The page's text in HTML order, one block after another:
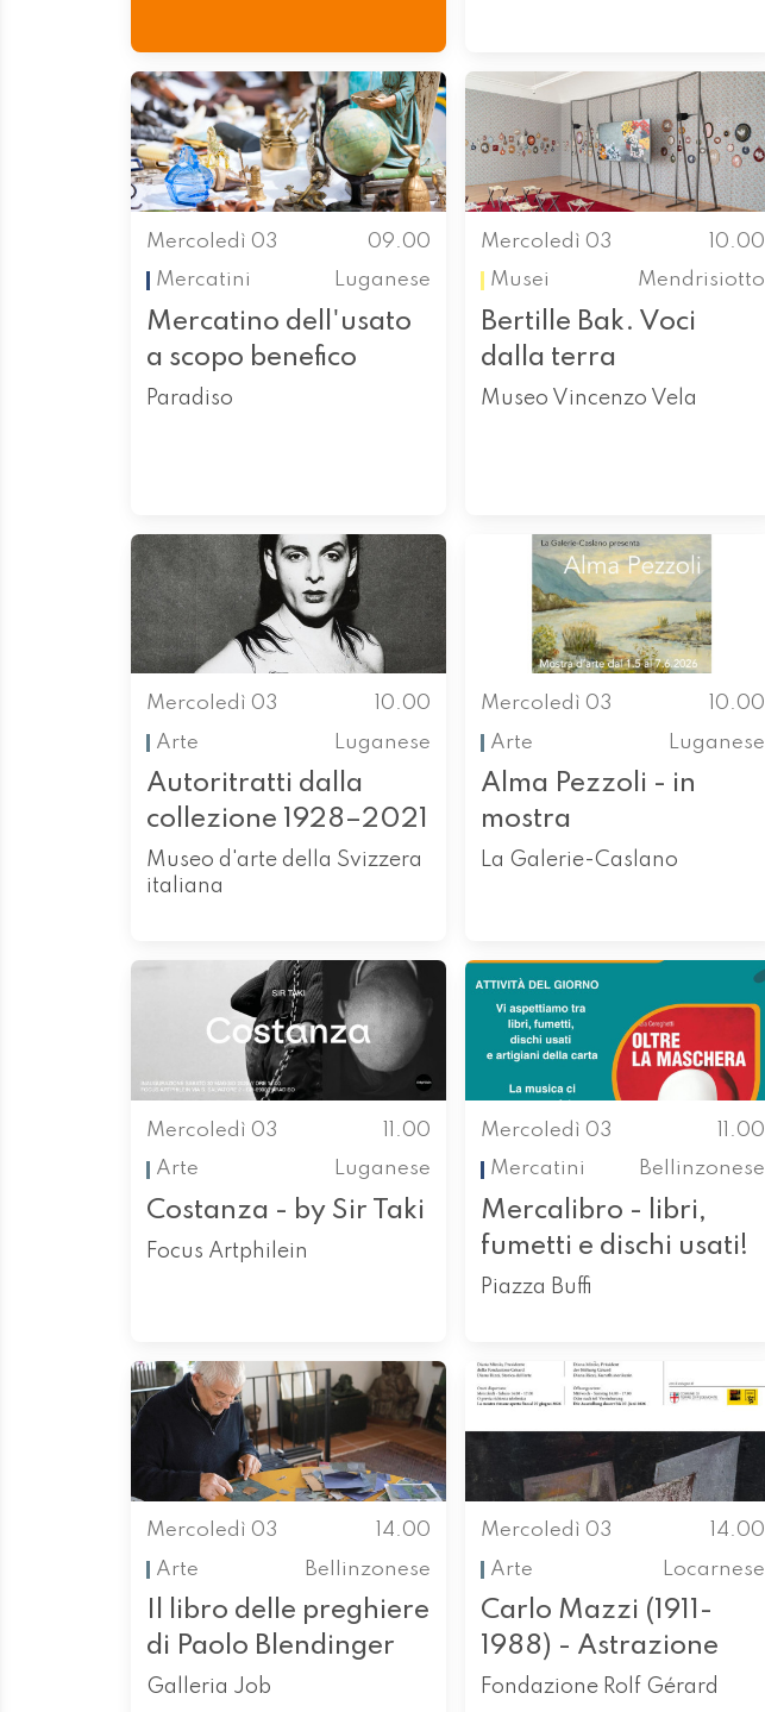
Mercoledì 03
09.00
Mercatini
Luganese
Mercatino dell'usato
a scopo benefico
Paradiso
Mercoledì 03
10.00
Musei
Mendrisiotto
Bertille Bak. Voci
dalla terra
Museo Vincenzo Vela
Mercoledì 03
10.00
Arte
Luganese
Autoritratti dalla
collezione 1928–2021
Museo d'arte della Svizzera
italiana
Mercoledì 03
10.00
Arte
Luganese
Alma Pezzoli - in
mostra
La Galerie-Caslano
Mercoledì 03
11.00
Arte
Luganese
Costanza - by Sir Taki
Focus Artphilein
Mercoledì 03
11.00
Mercatini
Bellinzonese
Mercalibro - libri,
fumetti e dischi usati!
Piazza Buffi
Mercoledì 03
14.00
Arte
Bellinzonese
Il libro delle preghiere
di Paolo Blendinger
Galleria Job
Mercoledì 03
14.00
Arte
Locarnese
Carlo Mazzi (1911-
1988) - Astrazione
Fondazione Rolf Gérard